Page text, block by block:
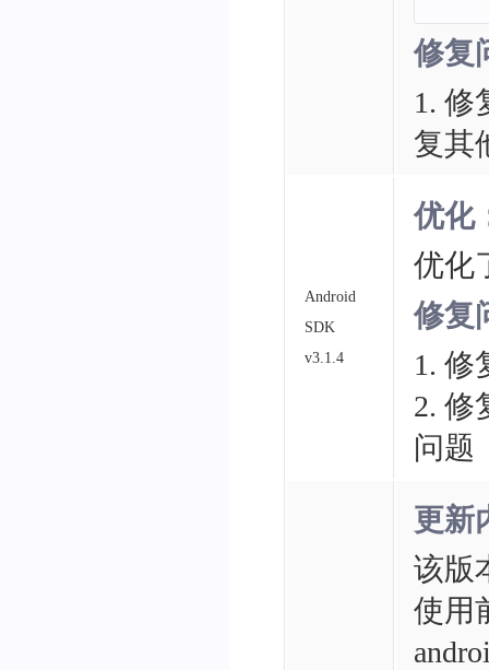
修复
1. 修
复其
Android
SDK
v3.1.4
优化
优化
修复
1. 修
2. 修
问题
更新
该版
使用